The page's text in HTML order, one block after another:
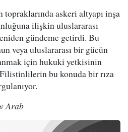
askeri altyapı inşa
ilişkin uluslararası
gündeme getirdi. Bu
veya uluslararası bir gücün
için hukuki yetkisinin
bu konuda bir rıza
Arab